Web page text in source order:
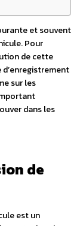
et souvent
Pour
de cette
sur les
dans les
de
est un